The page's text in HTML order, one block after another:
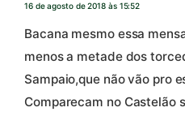
16 de agosto de 2018 às 15:52
Bacana mesmo essa
menos a metade dos
Sampaio,que não vão pro
Comparecam no Castelão